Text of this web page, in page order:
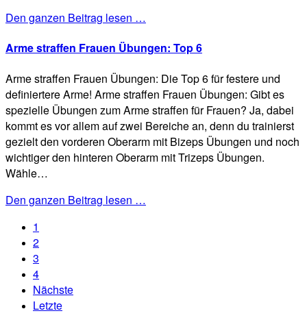
Den ganzen Beitrag lesen …
Arme straffen Frauen Übungen: Top 6
Arme straffen Frauen Übungen: Die Top 6 für festere und
definiertere Arme! Arme straffen Frauen Übungen: Gibt es
spezielle Übungen zum Arme straffen für Frauen? Ja, dabei
kommt es vor allem auf zwei Bereiche an, denn du trainierst
gezielt den vorderen Oberarm mit Bizeps Übungen und noch
wichtiger den hinteren Oberarm mit Trizeps Übungen.
Wähle…
Den ganzen Beitrag lesen …
1
2
3
4
Nächste
Letzte